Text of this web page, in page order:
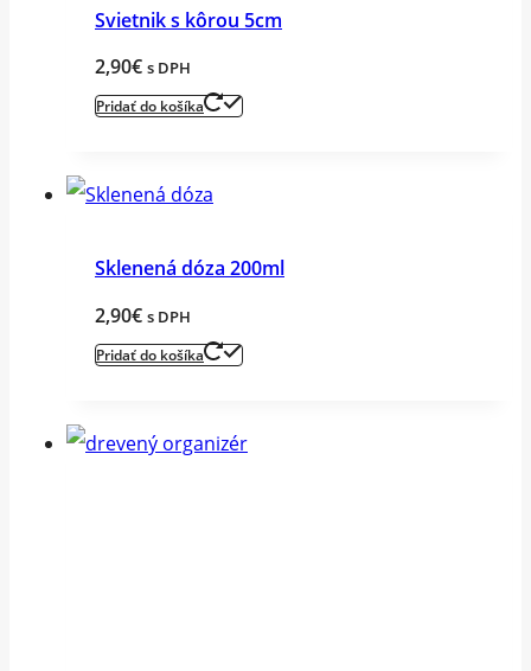
Svietnik s kôrou 5cm
2,90€ s DPH
Pridať do košíka
Sklenená dóza 200ml
2,90€ s DPH
Pridať do košíka